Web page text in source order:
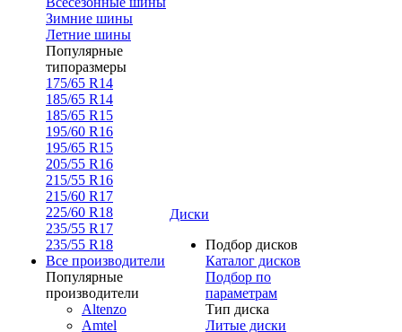
Зимние шины
Летние шины
Популярные
типоразмеры
175/65 R14
185/65 R14
185/65 R15
195/60 R16
195/65 R15
205/55 R16
215/55 R16
215/60 R17
225/60 R18
235/55 R17
235/55 R18
Все производители
Популярные
производители
Altenzo
Amtel
Диски
Подбор дисков
Каталог дисков
Подбор по
параметрам
Тип диска
Литые диски